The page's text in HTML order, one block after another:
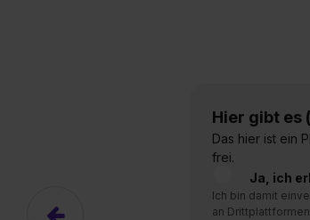
Hier gibt es
Das hier ist ein
frei.
Ja, ich
Ich bin damit
an
Hier gibt es
Das hier ist ein
frei.
Ja, ich
Ich bin damit
an